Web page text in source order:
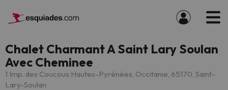
Chalet Charmant A Saint Lary Soulan
Avec Cheminee
1 Imp. des Coucous Hautes-Pyrénées, Occitanie, 65170, Saint-
Lary-Soulan